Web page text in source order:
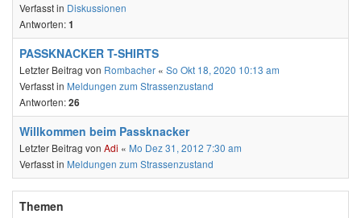
Verfasst in Diskussionen
Antworten:1
PASSKNACKER T-SHIRTS
Letzter Beitrag von Rombacher « So Okt 18, 2020 10:13 am
Verfasst in Meldungen zum Strassenzustand
Antworten:26
Willkommen beim Passknacker
Letzter Beitrag von Adi « Mo Dez 31, 2012 7:30 am
Verfasst in Meldungen zum Strassenzustand
Themen